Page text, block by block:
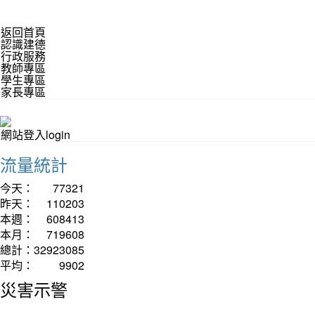
返回首頁
認識建德
行政服務
教師專區
學生專區
家長專區
網站登入login
流量統計
今天：
77321
昨天：
110203
本週：
608413
本月：
719608
總計： 32923085
平均：
9902
災害示警